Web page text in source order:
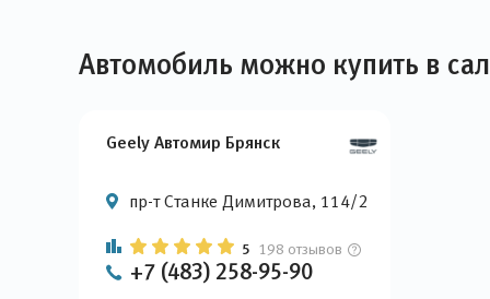
Автомобиль можно купить в
Geely Автомир Брянск
пр-т Станке Димитрова, 114/2
5 198 отзывов
+7 (483) 258-95-90